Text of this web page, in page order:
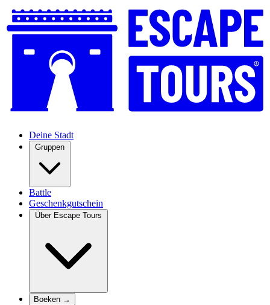
Deine Stadt
Gruppen
Battle
Geschenkgutschein
Über Escape Tours
Boeken →